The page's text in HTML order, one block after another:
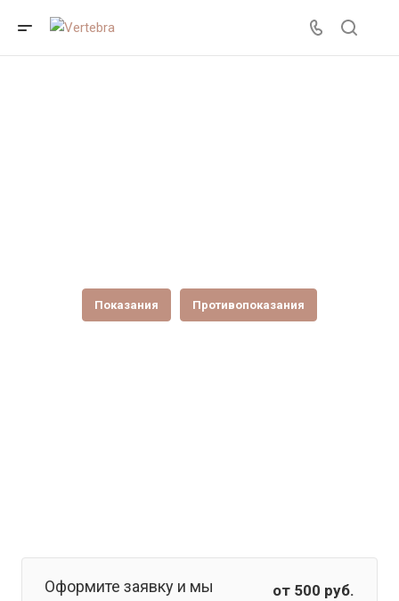
Показания Противопоказания
Оформите заявку и мы
от 500 руб.